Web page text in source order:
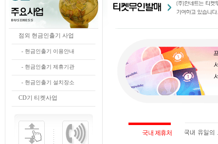
점외 현금인출기 사업
- 현금인출기 이용안내
- 현금인출기 제휴기관
- 현금인출기 설치장소
CD기 티켓사업